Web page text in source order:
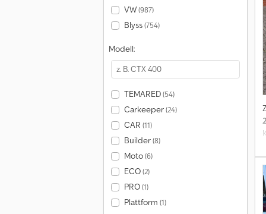
VW(987)
Blyss(754)
Modell:
TEMARED(54)
Carkeeper(24)
CAR (11)
Builder(8)
Moto(6)
ECO(2)
PRO(1)
Plattform (1)